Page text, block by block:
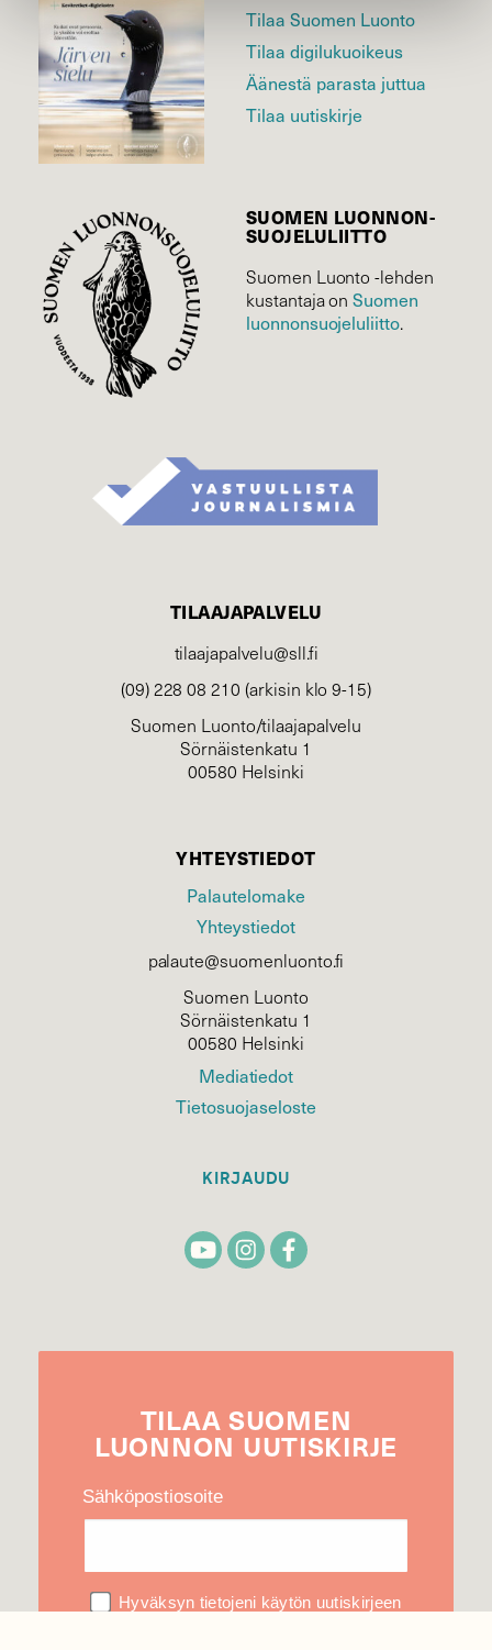
Tilaa Suomen Luonto
Tilaa digilukuoikeus
Äänestä parasta juttua
Tilaa uutiskirje
SUOMEN LUONNON­
SUOJELU­LIITTO
Suomen Luonto -lehden
kustantaja onSuomen
luonnonsuojelu­liitto.
TILAAJAPALVELU
tilaajapalvelu@sll.fi
(09) 228 08 210 (arkisin klo 9-15)
Suomen Luonto/tilaajapalvelu
Sörnäistenkatu 1
00580 Helsinki
YHTEYSTIEDOT
Palautelomake
Yhteystiedot
palaute@suomenluonto.fi
Suomen Luonto
Sörnäistenkatu 1
00580 Helsinki
Mediatiedot
Tietosuojaseloste
KIRJAUDU
TILAA SUOMEN
LUONNON UUTIS­KIRJE
Sähköpostiosoite
Hyväksyn tietojeni käytön uutiskirjeen